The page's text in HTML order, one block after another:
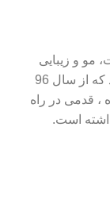
مو و زیبایی
نازگل افتخار این را دارد که از سال 96
، قدمی در راه
است.